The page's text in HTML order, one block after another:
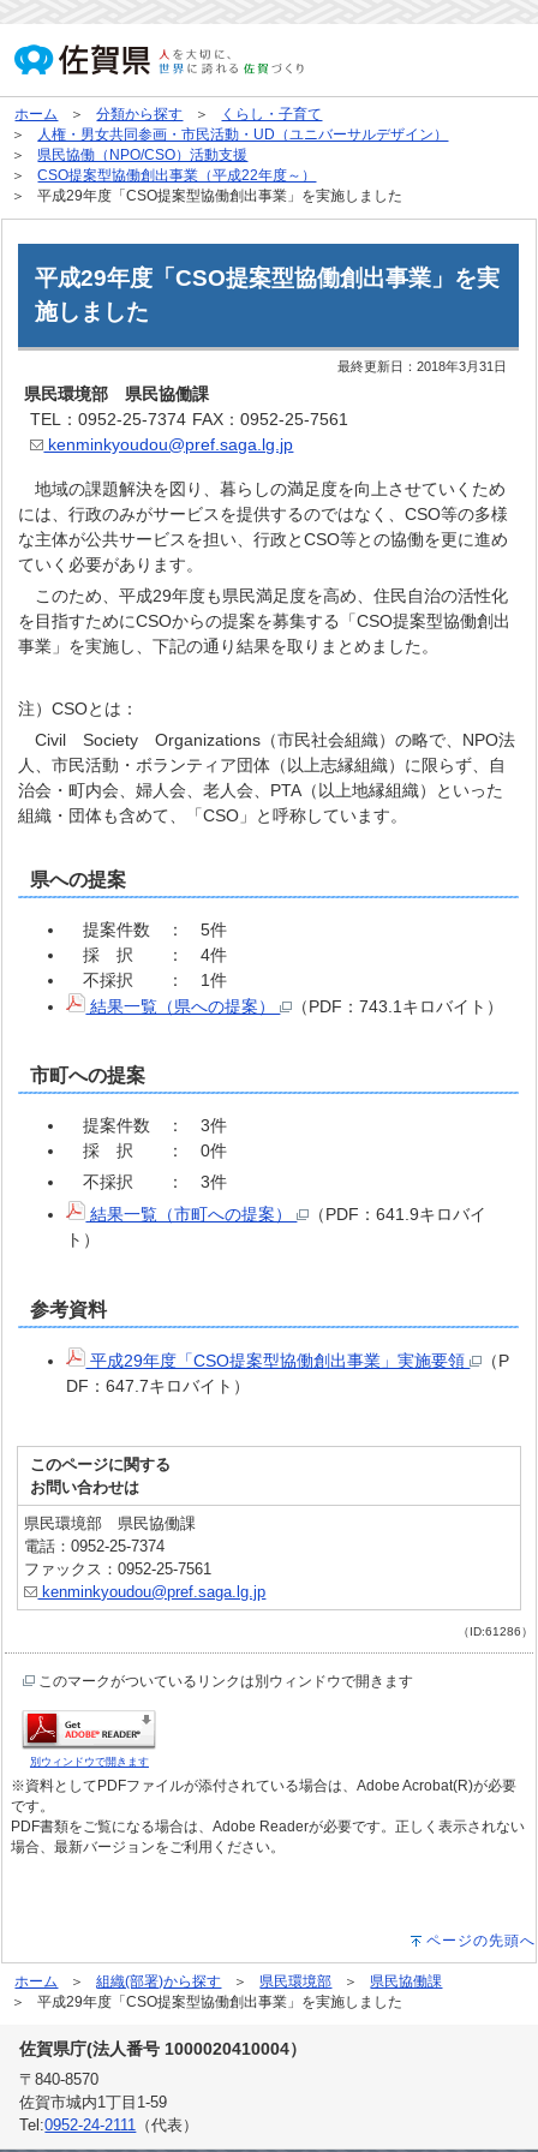
ホーム 分類から探す
くらし・子育て
人権・男女共同参画・市民活動・UD（ユニバーサルデザイン）
県民協働（NPO/CSO）活動支援
CSO提案型協働創出事業（平成22年度～）
平成29年度「CSO提案型協働創出事業」を実施しました
平成29年度「CSO提案型協働創出事業」を実
施しました
最終更新日：2018年3月31日
県民環境部 県民協働課
TEL：0952-25-7374 FAX：0952-25-7561
kenminkyoudou@pref.saga.lg.jp
地域の課題解決を図り、暮らしの満足度を向上させていくため
には、行政のみがサービスを提供するのではなく、CSO等の多様
な主体が公共サービスを担い、行政とCSO等との協働を更に進め
ていく必要があります。
このため、平成29年度も県民満足度を高め、住民自治の活性化
を目指すためにCSOからの提案を募集する「CSO提案型協働創出
事業」を実施し、下記の通り結果を取りまとめました。
注）CSOとは：
Civil Society Organizations（市民社会組織）の略で、NPO法
人、市民活動・ボランティア団体（以上志縁組織）に限らず、自
治会・町内会、婦人会、老人会、PTA（以上地縁組織）といった
組織・団体も含めて、「CSO」と呼称しています。
県への提案
提案件数 ： 5件
採 択 ： 4件
不採択 ： 1件
結果一覧（県への提案）
（PDF：743.1キロバイト）
市町への提案
提案件数 ： 3件
採 択 ： 0件
不採択 ： 3件
結果一覧（市町への提案）
（PDF：641.9キロバイ
ト）
参考資料
平成29年度「CSO提案型協働創出事業」実施要領
（P
DF：647.7キロバイト）
このページに関する
お問い合わせは
県民環境部 県民協働課
電話：0952-25-7374
ファックス：0952-25-7561
kenminkyoudou@pref.saga.lg.jp
（ID:61286）
このマークがついているリンクは別ウィンドウで開きます
別ウィンドウで開きます
※資料としてPDFファイルが添付されている場合は、Adobe Acrobat(R)が必要
です。
PDF書類をご覧になる場合は、Adobe Readerが必要です。正しく表示されない
場合、最新バージョンをご利用ください。
ページの先頭へ
ホーム 組織(部署)から探す 県民環境部
県民協働課
平成29年度「CSO提案型協働創出事業」を実施しました
佐賀県庁(法人番号 1000020410004）
〒840-8570
佐賀市城内1丁目1-59
Tel:0952-24-2111 （代表）